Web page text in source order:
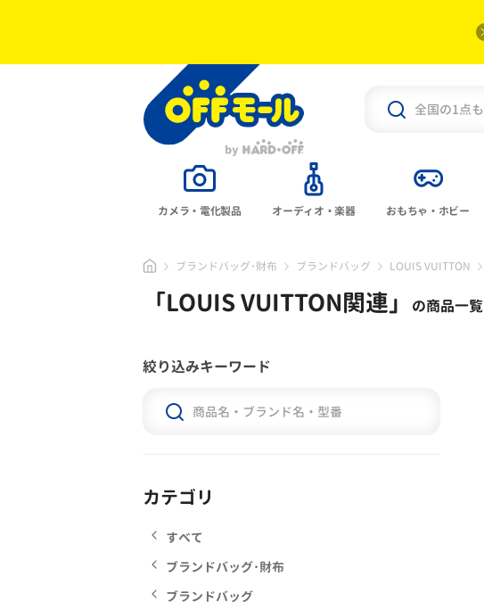
カメラ・電化製品 オーディオ・楽器 おもちゃ・ホビー
ブランドバッグ･財布 ブランドバッグ LOUIS VUITTON
「LOUIS VUITTON関連」 の商品一覧
絞り込みキーワード
カテゴリ
すべて
ブランドバッグ･財布
ブランドバッグ